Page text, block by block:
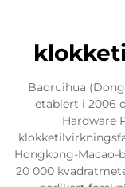
Baoruihua
etablert i 2006
Hardware
Hongkong-Macao-
20 000